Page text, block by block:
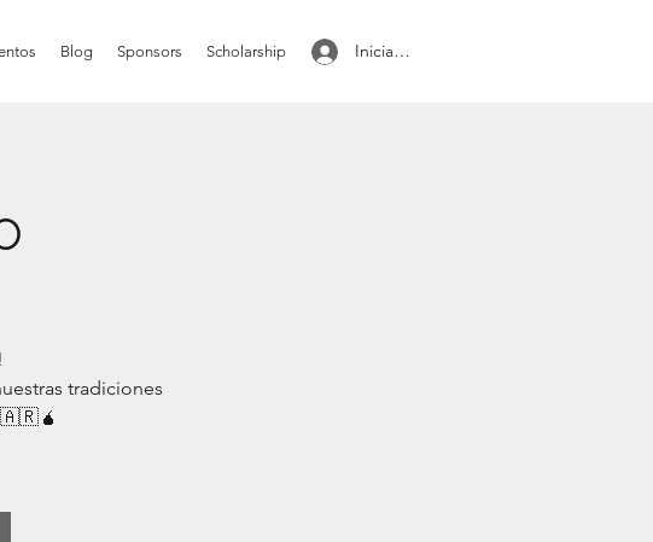
Blog Sponsors Scholarship Iniciar sesión
tradiciones
🇦🇷🧉